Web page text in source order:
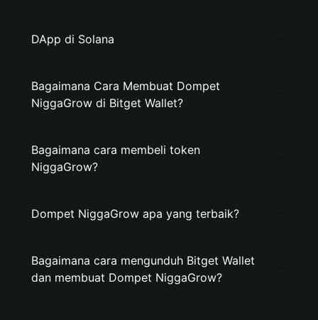
DApp di Solana
Bagaimana Cara Membuat Dompet
NiggaGrow di Bitget Wallet?
Bagaimana cara membeli token
NiggaGrow?
Dompet NiggaGrow apa yang terbaik?
Bagaimana cara mengunduh Bitget Wallet
dan membuat Dompet NiggaGrow?